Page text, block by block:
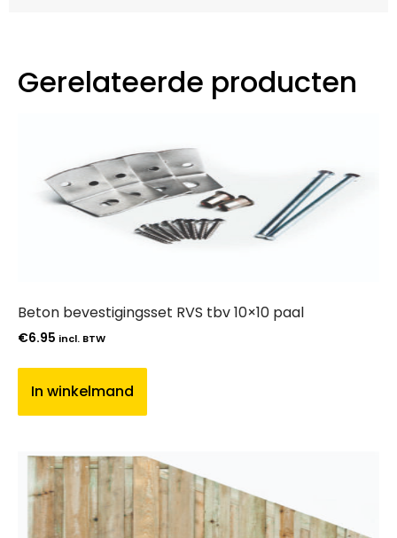
Gerelateerde producten
Beton bevestigingsset RVS tbv 10×10 paal
€6.95 incl. BTW
In winkelmand